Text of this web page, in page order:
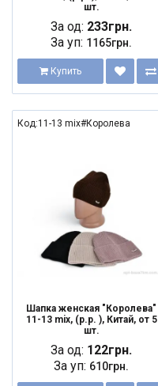
шт.
За од: 233грн.
За уп: 1165грн.
Купить
Код:11-13 mix#Королева
Шапка женская "Королева"
11-13 mix, (р.р. ), Китай, от 5
шт.
За од: 122грн.
За уп: 610грн.